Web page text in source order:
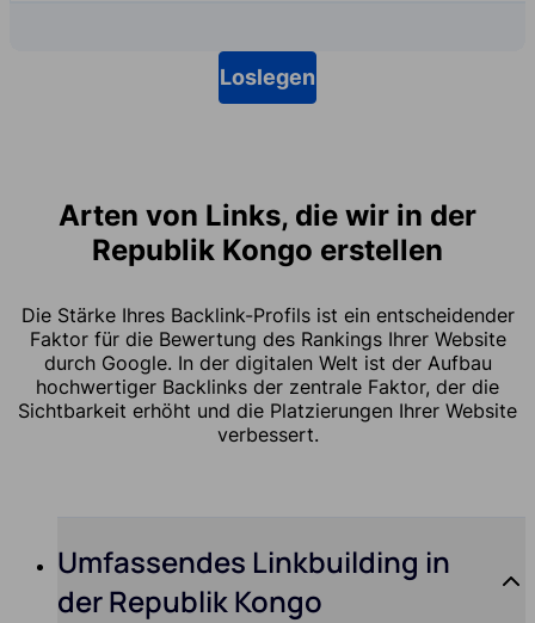
Loslegen
Arten von Links, die wir in der
Republik Kongo erstellen
Die Stärke Ihres Backlink-Profils ist ein entscheidender
Faktor für die Bewertung des Rankings Ihrer Website
durch Google. In der digitalen Welt ist der Aufbau
hochwertiger Backlinks der zentrale Faktor, der die
Sichtbarkeit erhöht und die Platzierungen Ihrer Website
verbessert.
Umfassendes Linkbuilding in
der Republik Kongo